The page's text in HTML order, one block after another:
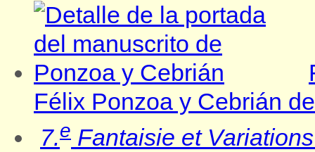
Félix Ponzoa y Cebrián
7.e Fantaisie et